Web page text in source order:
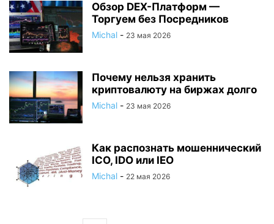
Обзор DEX-Платформ —
Торгуем без Посредников
Michal - 23 мая 2026
Почему нельзя хранить
криптовалюту на биржах долго
Michal - 23 мая 2026
Как распознать мошеннический
ICO, IDO или IEO
Michal - 22 мая 2026